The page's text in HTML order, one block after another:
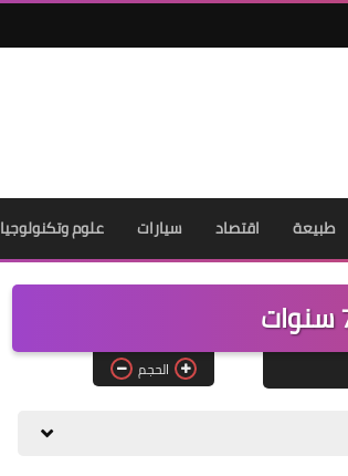
طبيعة اقتصاد سيارات علوم وتكنولوجيا
الحجم